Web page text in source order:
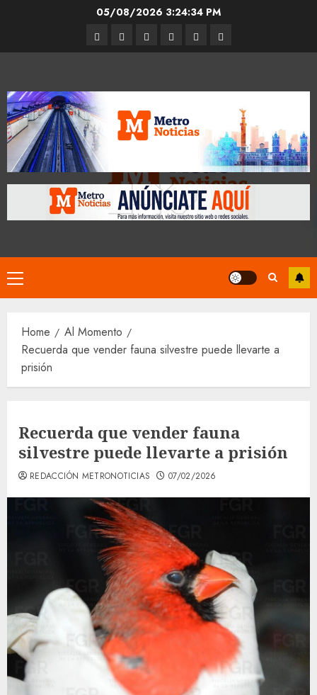
05/08/2026 3:24:35 PM
Entrevistas
Espectáculos
Movilidad
Metro
CDMX
CulturaOpinión
Primary
Menu
Home
Al Momento
Recuerda que vender fauna silvestre puede llevarte a
prisión
Recuerda que vender fauna
silvestre puede llevarte a prisión
REDACCIÓN METRONOTICIAS 07/02/2026